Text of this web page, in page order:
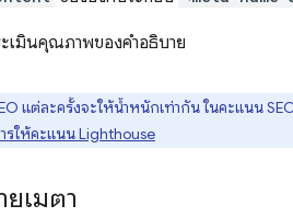
เมินคุณภาพของคำอธิบาย
แต่ละครั้งจะให้น้ำหนักเท่ากัน ในคะแนน
รให้คะแนน Lighthouse
เมตา